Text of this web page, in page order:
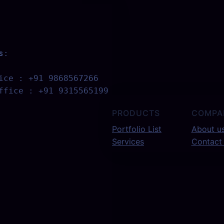
:
: +91 9868567266
: +91 9315565199
PRODUCTS
Portfolio List
Services
About
Contact